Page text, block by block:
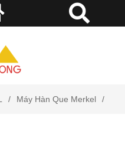
Máy Hàn Que Merkel